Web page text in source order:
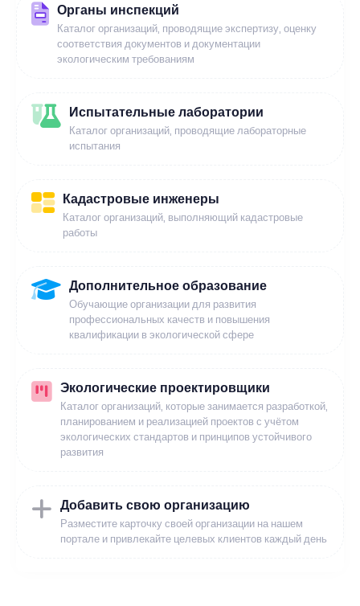
Органы инспекций
Каталог организаций, проводящие экспертизу, оценку
соответствия документов и документации
экологическим требованиям
Испытательные лаборатории
Каталог организаций, проводящие лабораторные
испытания
Кадастровые инженеры
Каталог организаций, выполняющий кадастровые
работы
Дополнительное образование
Обучающие организации для развития
профессиональных качеств и повышения
квалификации в экологической сфере
Экологические проектировщики
Каталог организаций, которые занимается разработкой,
планированием и реализацией проектов с учётом
экологических стандартов и принципов устойчивого
развития
Добавить свою организацию
Разместите карточку своей организации на нашем
портале и привлекайте целевых клиентов каждый день